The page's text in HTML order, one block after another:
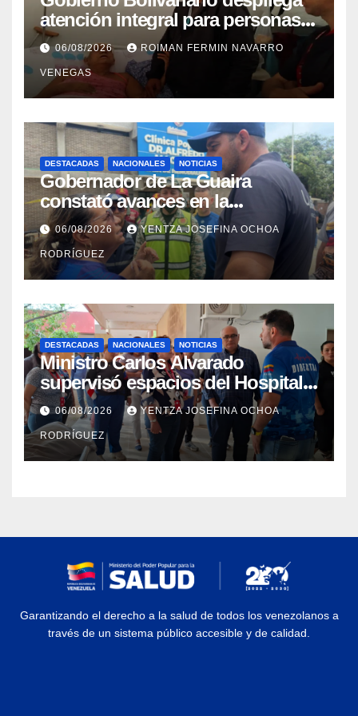
atención integral para personas
con discapacidad en
campamentos de La Guaira
06/08/2026 ROIMAN FERMIN NAVARRO
VENEGAS
DESTACADAS NACIONALES NOTICIAS
Gobernador de La Guaira
constató avances en la
rehabilitación del Hospitalito de
Catia la Mar
06/08/2026 YENTZA JOSEFINA OCHOA
RODRÍGUEZ
DESTACADAS NACIONALES NOTICIAS
Ministro Carlos Alvarado
supervisó espacios del Hospital
Dermatológico Dr. Martín Vegas
en La Guaira
06/08/2026 YENTZA JOSEFINA OCHOA
RODRÍGUEZ
Garantizando el derecho a la salud de todos los venezolanos a
través de un sistema público accesible y de calidad.